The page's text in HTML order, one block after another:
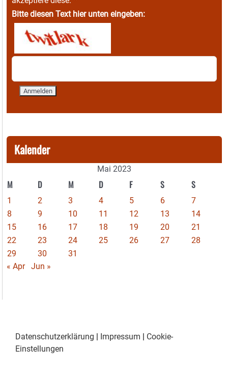
Bitte diesen Text hier unten eingeben:
Kalender
Mai 2023
M D M D F S S
1 2 3 4 5 6
7
8
9 10 11 12 13
14
15
16 17 18 19 20
21
22
23 24 25 26 27
28
29
30
31
« Apr
Jun »
Datenschutzerklärung | Impressum | Cookie-
Einstellungen